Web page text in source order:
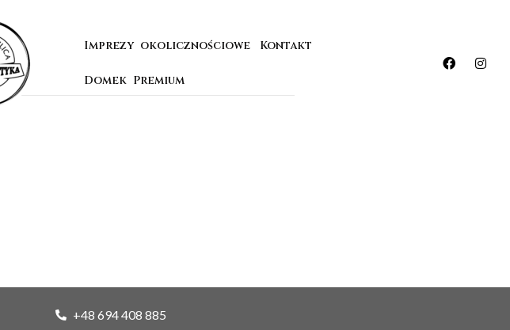
Imprezy okolicznościowe Kontakt
Domek Premium
+48 694 408 885